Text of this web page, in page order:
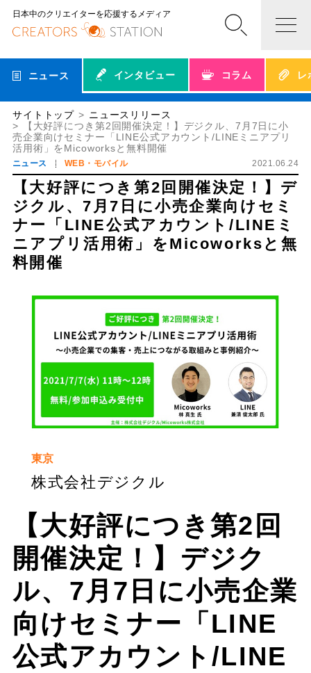
日本中のクリエイターを応援するメディア
ニュース インタビュー コラム レ
サイトトップ
ニュースリリース
【大好評につき第2回開催決定！】デジクル、7月7日に小
売企業向けセミナー「LINE公式アカウント/LINEミニアプリ
活用術」をMicoworksと無料開催
ニュース WEB・モバイル 2021.06.24
【大好評につき第2回開催決定！】デ
ジクル、7月7日に小売企業向けセミ
ナー「LINE公式アカウント/LINEミ
ニアプリ活用術」をMicoworksと無
料開催
東京
株式会社デジクル
【大好評につき第2回
開催決定！】デジク
ル、7月7日に小売企業
向けセミナー「LINE
公式アカウント/LINE